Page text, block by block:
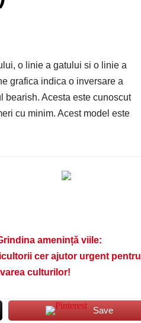
o linie a gatului si o linie a
grafica indica o inversare a
bearish. Acesta este cunoscut
cu minim. Acest model este
amenință viile:
cer ajutor urgent pentru
culturilor!
Save